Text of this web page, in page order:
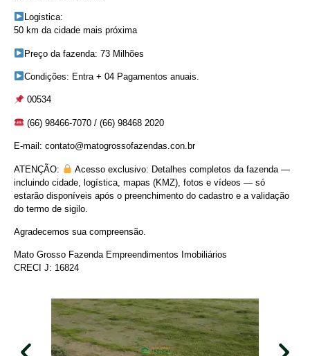
Logistica:
50 km da cidade mais próxima
Preço da fazenda: 73 Milhões
Condições: Entra + 04 Pagamentos anuais.
00534
(66) 98466-7070 / (66) 98468 2020
E-mail: contato@matogrossofazendas.con.br
ATENÇÃO:
Acesso exclusivo: Detalhes completos da fazenda —
incluindo cidade, logística, mapas (KMZ), fotos e vídeos — só
estarão disponíveis após o preenchimento do cadastro e a validação
do termo de sigilo.
Agradecemos sua compreensão.
Mato Grosso Fazenda Empreendimentos Imobiliários
CRECI J: 16824